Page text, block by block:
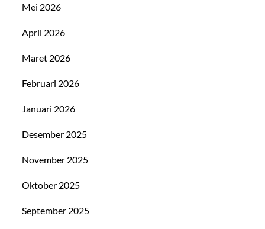
Mei 2026
April 2026
Maret 2026
Februari 2026
Januari 2026
Desember 2025
November 2025
Oktober 2025
September 2025